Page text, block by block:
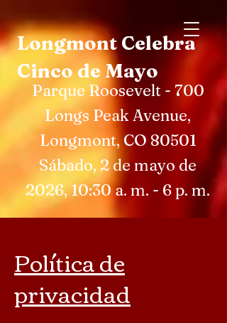
Longmont Celebra
Cinco de Mayo
Parque Roosevelt - 700
Longs Peak Avenue,
Longmont, CO 80501
Sábado, 2 de mayo de
2026, 10:30 a. m. - 6 p. m.
Política de
privacidad